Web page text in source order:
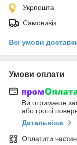
Укрпошта
Самовивіз
Всі умови
Умови оплати
Ви отримаєте
або гроші
Детальніше
Оплатити